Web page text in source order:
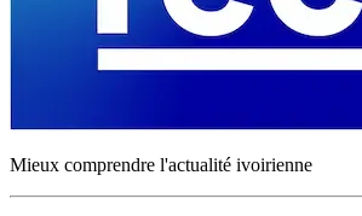
Mieux comprendre l'actualité ivoirienne